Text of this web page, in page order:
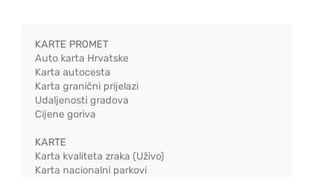
KARTE PROMET
Auto karta Hrvatske
Karta autocesta
Karta granični prijelazi
Udaljenosti gradova
Cijene goriva
KARTE
Karta kvaliteta zraka (Uživo)
Karta nacionalni parkovi